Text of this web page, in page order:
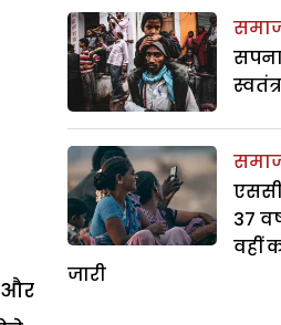
और
37
वहीं
जारी